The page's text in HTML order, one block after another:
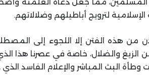
لترويج أباطيلهم وضلالاتهم.
من هذه الفتن إلا اللجوء إلى
الزيغ والضلال، خاصة في عصرنا هذا
وطأة البث المباشر والإعلام الفاسد